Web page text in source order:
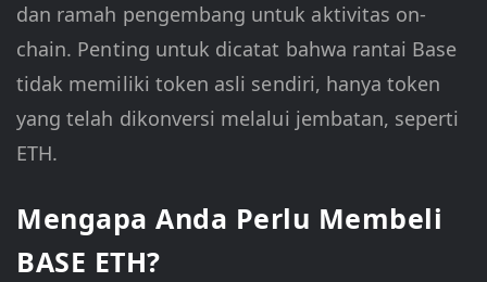
dan ramah pengembang untuk aktivitas on-
chain. Penting untuk dicatat bahwa rantai Base
tidak memiliki token asli sendiri, hanya token
yang telah dikonversi melalui jembatan, seperti
ETH.
Mengapa Anda Perlu Membeli
BASE ETH?